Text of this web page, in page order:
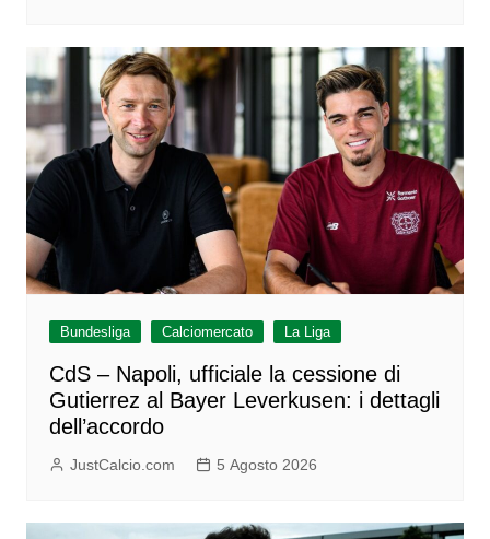
Bundesliga Calciomercato La Liga
CdS – Napoli, ufficiale la cessione di
Gutierrez al Bayer Leverkusen: i dettagli
dell’accordo
JustCalcio.com 5 Agosto 2026